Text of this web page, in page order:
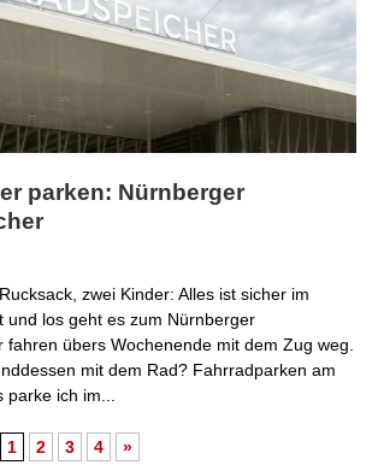
parken: Nürnberger
zwei Kinder: Alles ist sicher im
und los geht es zum Nürnberger
fahren übers Wochenende mit dem Zug weg.
mit dem Rad? Fahrradparken am
ich im...
1 2 3 4 »